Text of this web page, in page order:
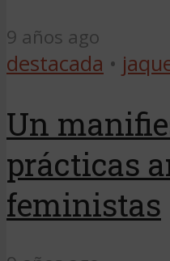
9 años ago
destacada •
Un
prácticas
feministas